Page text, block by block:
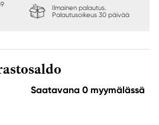
Ilmainen palautus.
Palautusoikeus 30 päivää
Saatavana 0 myymälässä